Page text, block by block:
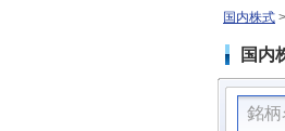
国内株式 >
国内